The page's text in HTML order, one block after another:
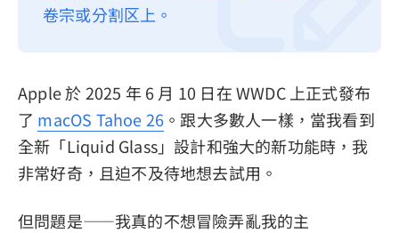
卷宗或分割区上。
Apple 於 2025 年 6 月 10 日在 WWDC 上正式發布
了 macOS Tahoe 26 。跟大多數人一樣，當我看到
全新「Liquid Glass」設計和強大的新功能時，我
非常好奇，且迫不及待地想去試用。
但問題是——我真的不想冒險弄亂我的主